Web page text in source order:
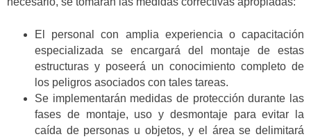
El personal con amplia experiencia o capacitación
especializada se encargará del montaje de estas
estructuras y poseerá un conocimiento completo de
los peligros asociados con tales tareas.
Se implementarán medidas de protección durante las
fases demontaje, uso y desmontaje para evitar la
caída de personas u objetos, y el área se delimitará